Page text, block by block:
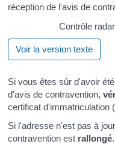
réception de l'avis de
Contrôle
Voir la version texte
Si vous êtes sûr d'avoir
d'avis de contravention,
certificat d'immatriculation
Si l'adresse n'est pas à
contravention est rallongé.